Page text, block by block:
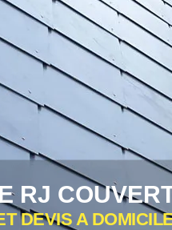
RJ
DEVIS A